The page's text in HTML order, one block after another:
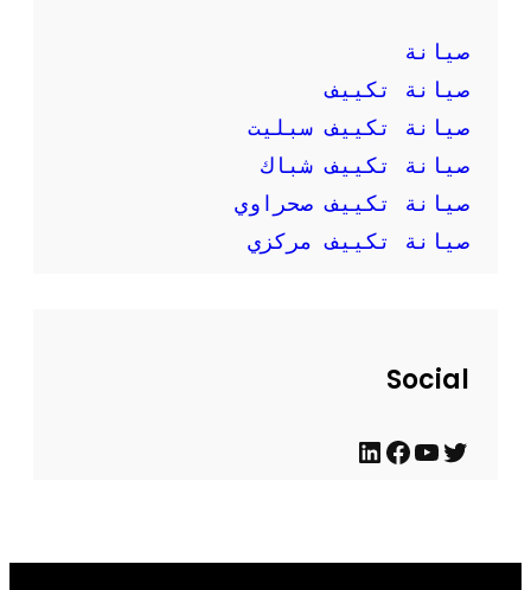
صيانة
صيانة تكييف
صيانة تكييف سبليت
صيانة تكييف شباك
صيانة تكييف صحراوي
صيانة تكييف مركزي
Social
ت ي ف ل